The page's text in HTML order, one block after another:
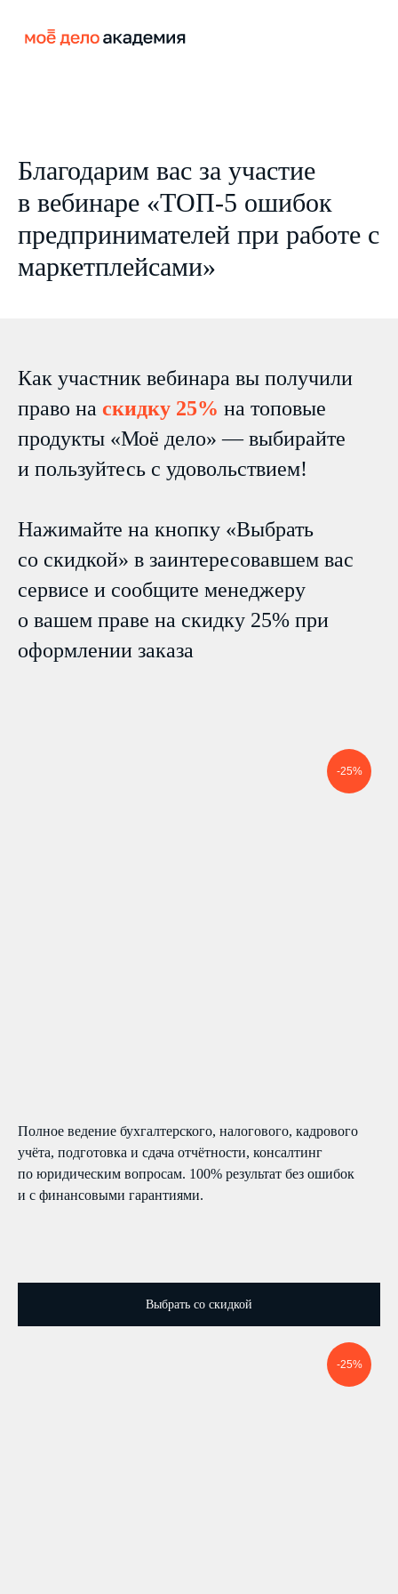
Благодарим вас за участие
в вебинаре «ТОП-5 ошибок
предпринимателей при работе с
маркетплейсами»
Как участник вебинара вы получили
право на скидку 25% на топовые
продукты «Моё дело» — выбирайте
и пользуйтесь с удовольствием!
Нажимайте на кнопку «Выбрать
со скидкой» в заинтересовавшем вас
сервисе и сообщите менеджеру
о вашем праве на скидку 25% при
оформлении заказа
-25%
Полное ведение бухгалтерского, налогового, кадрового
учёта, подготовка и сдача отчётности, консалтинг
по юридическим вопросам. 100% результат без ошибок
и с финансовыми гарантиями.
Выбрать со скидкой
-25%